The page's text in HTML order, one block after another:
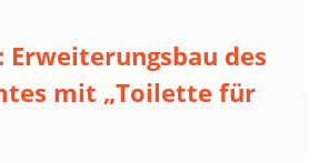
Erweiterungsbau des
mit „Toilette für